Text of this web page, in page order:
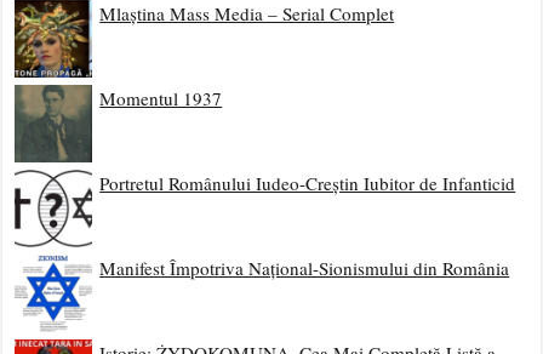
Mlaștina Mass Media – Serial Complet
Momentul 1937
Portretul Românului Iudeo-Creștin Iubitor de Infanticid
Manifest Împotriva Național-Sionismului din România